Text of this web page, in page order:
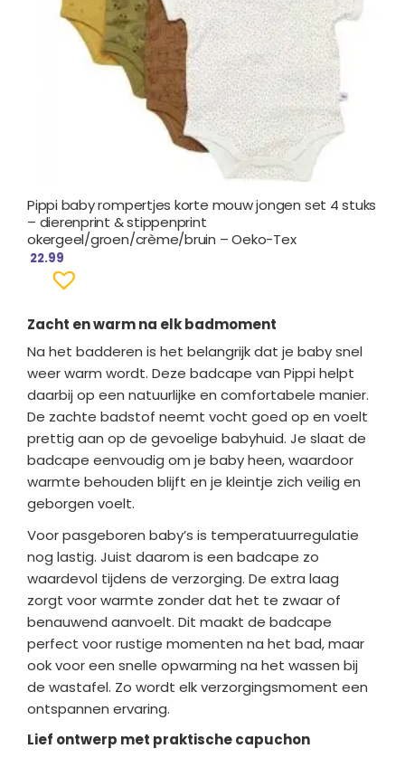
Pippi baby rompertjes korte mouw jongen set 4 stuks
– dierenprint & stippenprint
okergeel/groen/crème/bruin – Oeko-Tex
22.99
Zacht en warm na elk badmoment
Na het badderen is het belangrijk dat je baby snel
weer warm wordt. Deze badcape van Pippi helpt
daarbij op een natuurlijke en comfortabele manier.
De zachte badstof neemt vocht goed op en voelt
prettig aan op de gevoelige babyhuid. Je slaat de
badcape eenvoudig om je baby heen, waardoor
warmte behouden blijft en je kleintje zich veilig en
geborgen voelt.
Voor pasgeboren baby’s is temperatuurregulatie
nog lastig. Juist daarom is een badcape zo
waardevol tijdens de verzorging. De extra laag
zorgt voor warmte zonder dat het te zwaar of
benauwend aanvoelt. Dit maakt de badcape
perfect voor rustige momenten na het bad, maar
ook voor een snelle opwarming na het wassen bij
de wastafel. Zo wordt elk verzorgingsmoment een
ontspannen ervaring.
Lief ontwerp met praktische capuchon